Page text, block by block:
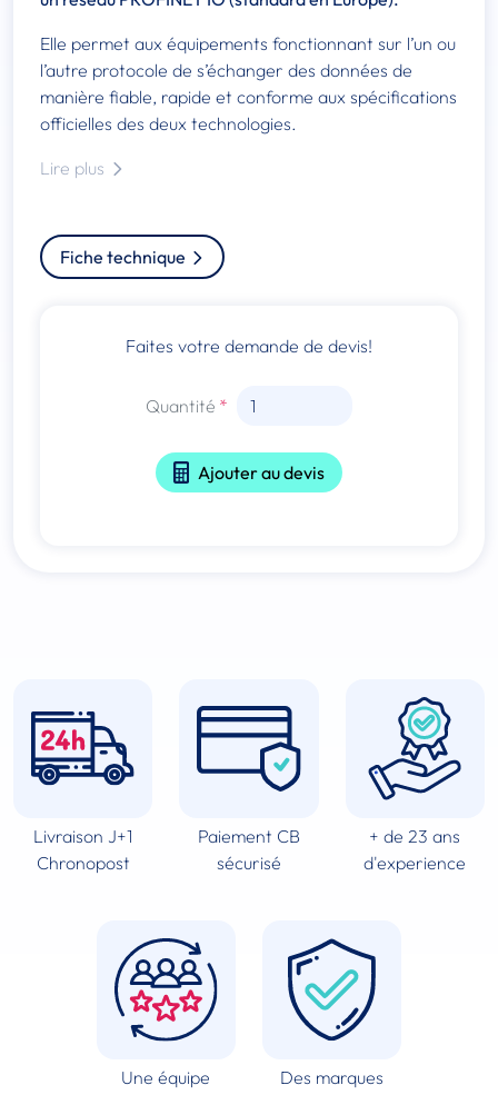
Elle permet aux équipements fonctionnant sur l’un ou
l’autre protocole de s’échanger des données de
manière fiable, rapide et conforme aux spécifications
officielles des deux technologies.
Lire plus
Fiche technique
Faites votre demande de devis!
Quantité
Ajouter au devis
Livraison J+1
Chronopost
Paiement CB
sécurisé
+ de 23 ans
d'experience
Une équipe
Des marques